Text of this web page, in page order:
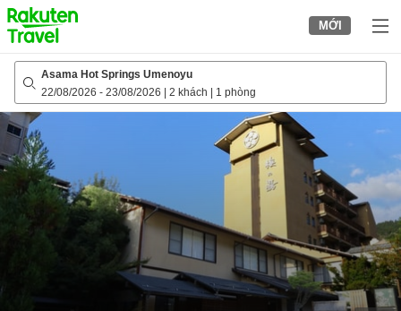
to
top
page
MỚI
Asama Hot Springs Umenoyu
22/08/2026 - 23/08/2026 2 khách 1 phòng